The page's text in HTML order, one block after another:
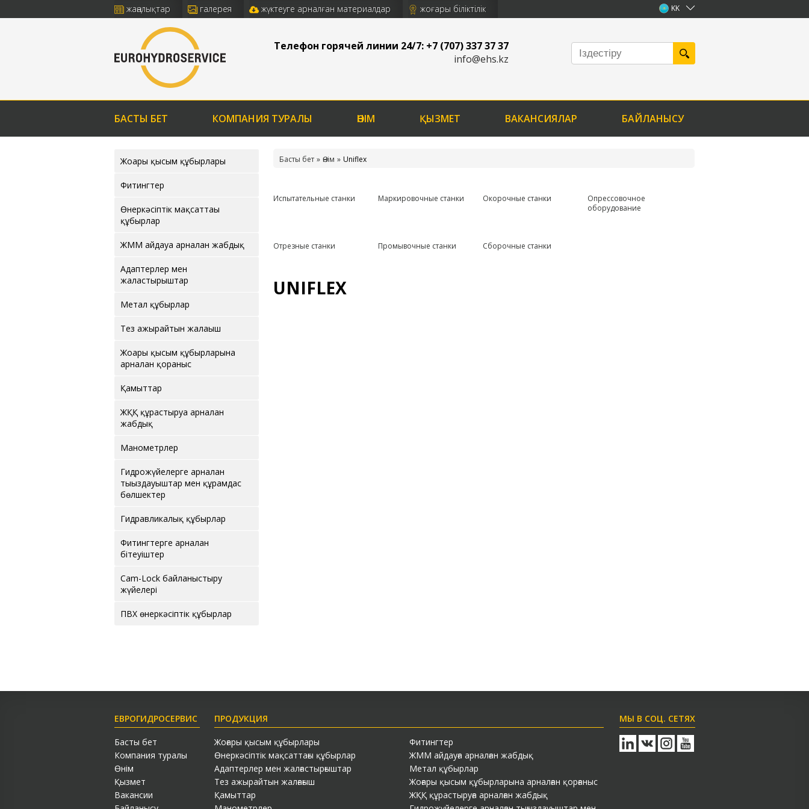
жаңалықтар галерея жүктеуге арналған материалдар жоғары біліктілік KK
Телефон горячей линии 24/7: +7 (707) 337 37 37
info@ehs.kz
БАСТЫ БЕТ КОМПАНИЯ ТУРАЛЫ ӨНІМ ҚЫЗМЕТ ВАКАНСИЯЛАР БАЙЛАНЫСУ
Жоғары қысым құбырлары
Фитингтер
Өнеркәсіптік мақсаттағы
құбырлар
ЖММ айдауға арналған жабдық
Адаптерлер мен
жалғастырғыштар
Метал құбырлар
Тез ажырайтын жалғағыш
Жоғары қысым құбырларына
арналған қорғаныс
Қамыттар
ЖҚҚ құрастыруға арналған
жабдық
Манометрлер
Гидрожүйелерге арналған
тығыздауыштар мен құрамдас
бөлшектер
Гидравликалық құбырлар
Фитингтерге арналған
бітеуіштер
Cam-Lock байланыстыру
жүйелері
ПВХ өнеркәсіптік құбырлар
Басты бет Өнім Uniflex
Испытательные станки Маркировочные станки Окорочные станки
Опрессовочное
оборудование
Отрезные станки Промывочные станки Сборочные станки
UNIFLEX
ЕВРОГИДРОСЕРВИС
Басты бет
Компания туралы
Өнім
Қызмет
Вакансии
ПРОДУКЦИЯ
Жоғары қысым құбырлары
Фитингтер
Өнеркәсіптік мақсаттағы құбырлар
ЖММ айдауға арналған жабдық
Адаптерлер мен жалғастырғыштар
Метал құбырлар
Тез ажырайтын жалғағыш
Жоғары қысым құбырларына арналған қорғаныс
Қамыттар
ЖҚҚ құрастыруға арналған жабдық
МЫ В СОЦ. СЕТЯХ